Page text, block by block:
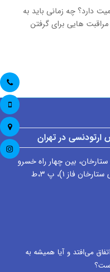
دارد؟ چه زمانی باید به
هایی برای گرفتن
در تهران
بین چهار راه خسرو
و پل یادگار امام (بازارچه سنتی ستارخان فاز ۱)، پ ٣،ط
می‌افتد و آیا همیشه به